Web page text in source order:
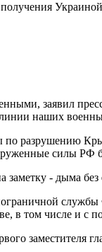
заявил
наших
разрушению
силы РФ
заметку - дыма
в том числе и с
заместителя